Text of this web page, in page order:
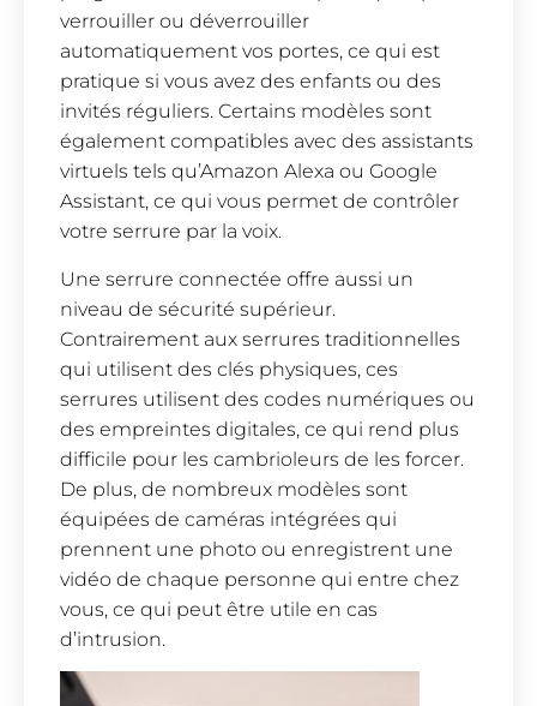
verrouiller ou déverrouiller
automatiquement vos portes, ce qui est
pratique si vous avez des enfants ou des
invités réguliers. Certains modèles sont
également compatibles avec des assistants
virtuels tels qu’Amazon Alexa ou Google
Assistant, ce qui vous permet de contrôler
votre serrure par la voix.
Une serrure connectée offre aussi un
niveau de sécurité supérieur.
Contrairement aux serrures traditionnelles
qui utilisent des clés physiques, ces
serrures utilisent des codes numériques ou
des empreintes digitales, ce qui rend plus
difficile pour les cambrioleurs de les forcer.
De plus, de nombreux modèles sont
équipées de caméras intégrées qui
prennent une photo ou enregistrent une
vidéo de chaque personne qui entre chez
vous, ce qui peut être utile en cas
d’intrusion.